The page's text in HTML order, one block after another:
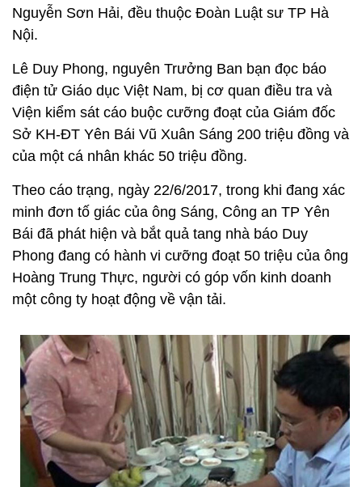
Nguyễn Sơn Hải, đều thuộc Đoàn Luật sư TP Hà
Nội.
Lê Duy Phong, nguyên Trưởng Ban bạn đọc báo
điện tử Giáo dục Việt Nam, bị cơ quan điều tra và
Viện kiểm sát cáo buộc cưỡng đoạt của Giám đốc
Sở KH-ĐT Yên Bái Vũ Xuân Sáng 200 triệu đồng và
của một cá nhân khác 50 triệu đồng.
Theo cáo trạng, ngày 22/6/2017, trong khi đang xác
minh đơn tố giác của ông Sáng, Công an TP Yên
Bái đã phát hiện và bắt quả tang nhà báo Duy
Phong đang có hành vi cưỡng đoạt 50 triệu của ông
Hoàng Trung Thực, người có góp vốn kinh doanh
một công ty hoạt động về vận tải.